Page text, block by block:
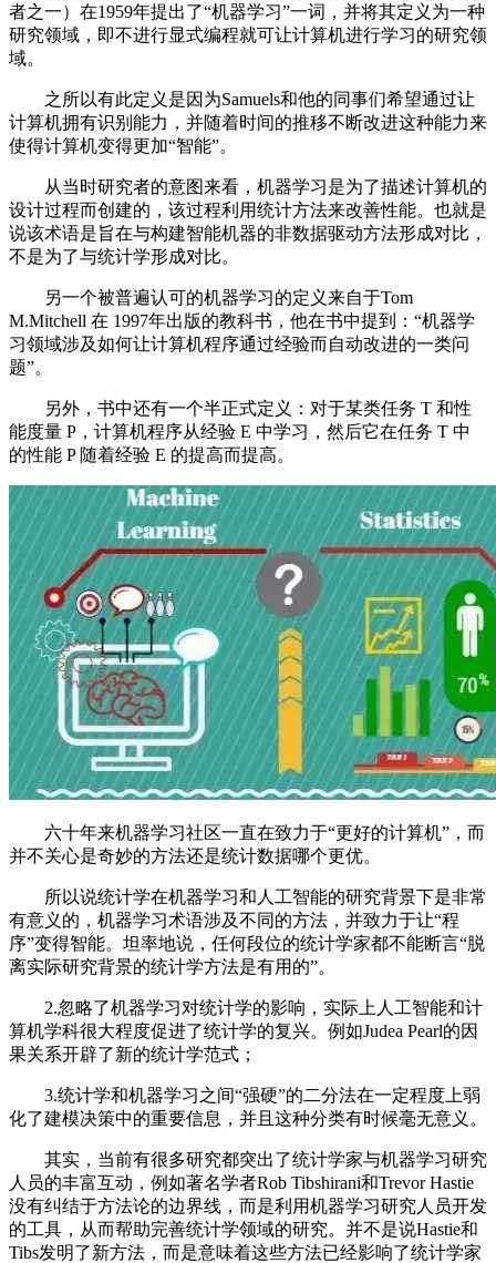
者之一）在1959年提出了“机器学习”一词，并将其定义为一种
研究领域，即不进行显式编程就可让计算机进行学习的研究领
域。
之所以有此定义是因为Samuels和他的同事们希望通过让
计算机拥有识别能力，并随着时间的推移不断改进这种能力来
使得计算机变得更加“智能”。
从当时研究者的意图来看，机器学习是为了描述计算机的
设计过程而创建的，该过程利用统计方法来改善性能。也就是
说该术语是旨在与构建智能机器的非数据驱动方法形成对比，
不是为了与统计学形成对比。
另一个被普遍认可的机器学习的定义来自于Tom
M.Mitchell 在 1997年出版的教科书，他在书中提到：“机器学
习领域涉及如何让计算机程序通过经验而自动改进的一类问
题”。
另外，书中还有一个半正式定义：对于某类任务 T 和性
能度量 P，计算机程序从经验 E 中学习，然后它在任务 T 中
的性能 P 随着经验 E 的提高而提高。
六十年来机器学习社区一直在致力于“更好的计算机”，而
并不关心是奇妙的方法还是统计数据哪个更优。
所以说统计学在机器学习和人工智能的研究背景下是非常
有意义的，机器学习术语涉及不同的方法，并致力于让“程
序”变得智能。坦率地说，任何段位的统计学家都不能断言“脱
离实际研究背景的统计学方法是有用的”。
2.忽略了机器学习对统计学的影响，实际上人工智能和计
算机学科很大程度促进了统计学的复兴。例如Judea Pearl的因
果关系开辟了新的统计学范式；
3.统计学和机器学习之间“强硬”的二分法在一定程度上弱
化了建模决策中的重要信息，并且这种分类有时候毫无意义。
其实，当前有很多研究都突出了统计学家与机器学习研究
人员的丰富互动，例如著名学者Rob Tibshirani和Trevor Hastie
没有纠结于方法论的边界线，而是利用机器学习研究人员开发
的工具，从而帮助完善统计学领域的研究。并不是说Hastie和
Tibs发明了新方法，而是意味着这些方法已经影响了统计学家